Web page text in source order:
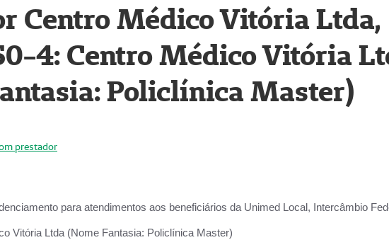
Centro Médico Vitória Ltda,
4: Centro Médico Vitória
Policlínica Master)
prestador
para atendimentos aos beneficiários da Unimed Local, Intercâmbio
Vitória Ltda (Nome Fantasia: Policlínica Master)